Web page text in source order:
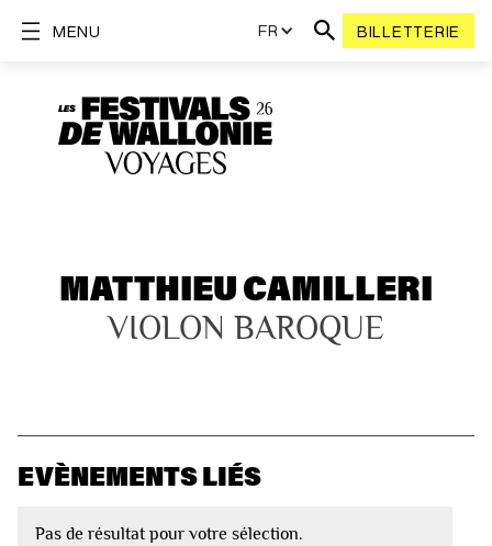
FR BILLETTERIE
MENU
MATTHIEU CAMILLERI
VIOLON BAROQUE
EVÈNEMENTS LIÉS
Pas de résultat pour votre sélection.